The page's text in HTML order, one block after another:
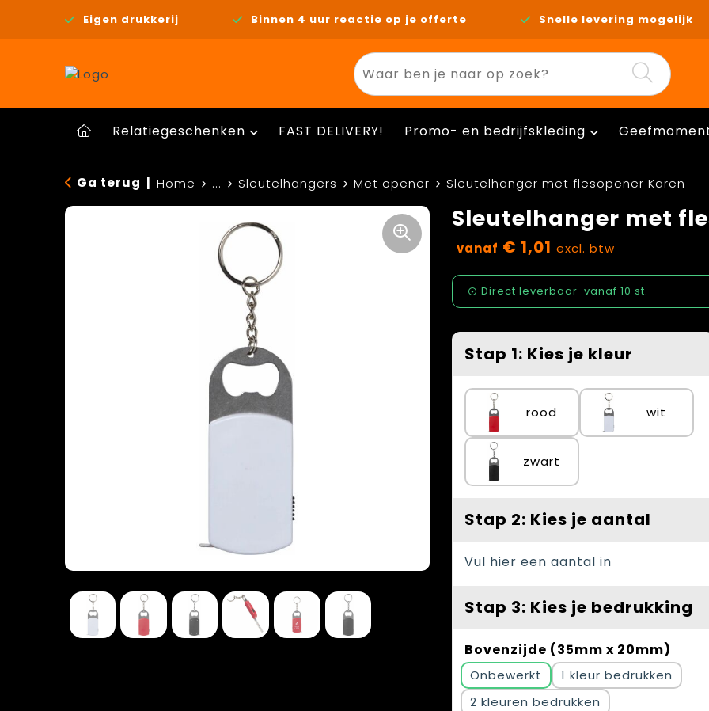
Eigen drukkerij Binnen 4 uur reactie op je offerte Snelle levering mogelijk
Relatiegeschenken FAST DELIVERY! Promo- en bedrijfskleding
Ga terug Home ... Sleutelhangers Met opener Sleutelhanger met flesopener Karen
Sleutelhanger met
vanaf € 1,01 excl. btw
Direct leverbaar vanaf 10 st.
Stap 1: Kies je kleur
rood wit
zwart
Stap 2: Kies je aantal
Vul hier een aantal in
Stap 3: Kies je bedrukking
Bovenzijde (35mm x 20mm)
Onbewerkt
1
2